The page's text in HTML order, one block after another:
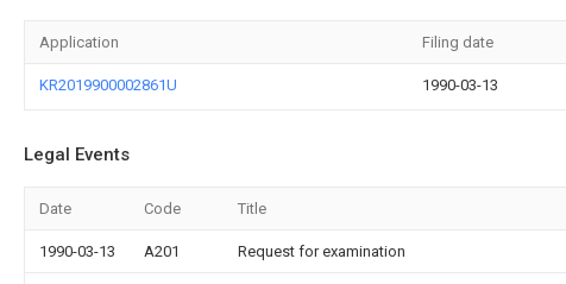
Application Filing date
KR2019900002861U 1990-03-13
Legal Events
Date Code Title
1990-03-13 A201 Request for examination